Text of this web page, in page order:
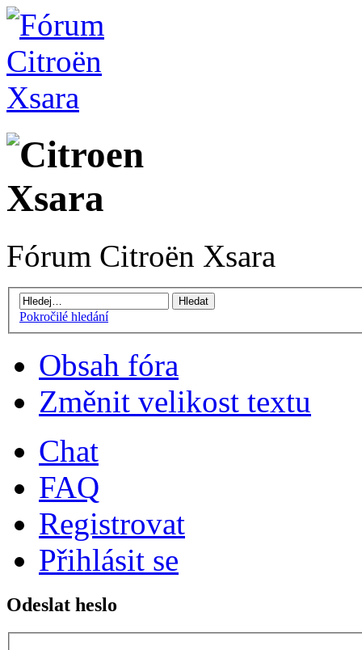
Fórum Citroën Xsara
Pokročilé hledání
Obsah fóra
Změnit velikost textu
Chat
FAQ
Registrovat
Přihlásit se
Odeslat heslo